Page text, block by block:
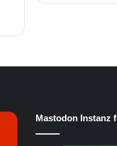
Mastodon Instanz